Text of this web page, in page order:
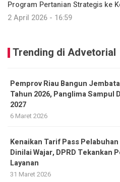
Program Pertanian Strategis ke
2 April 2026 - 16:59
Trending di Advetorial
Pemprov Riau Bangun
Tahun 2026, Panglima Sampul
2027
6 Maret 2026
Kenaikan Tarif Pass
Dinilai Wajar, DPRD Tekankan
Layanan
31 Maret 2026